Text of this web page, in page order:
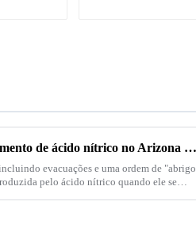
Moradores são evacuados após vazamento de ácido nítrico no Arizona – Mas o que é esse ácido?
evacuações e uma ordem de "abrigo
pelo ácido nítrico quando ele se